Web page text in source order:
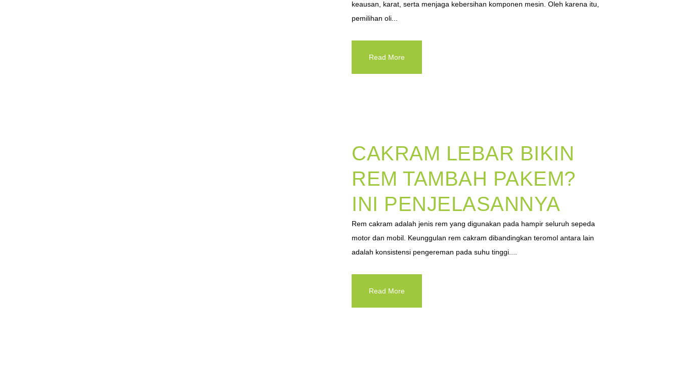
keausan, karat, serta menjaga kebersihan komponen mesin. Oleh karena itu,
pemilihan oli...
Read More
CAKRAM LEBAR BIKIN
REM TAMBAH PAKEM?
INI PENJELASANNYA
Rem cakram adalah jenis rem yang digunakan pada hampir seluruh sepeda
motor dan mobil. Keunggulan rem cakram dibandingkan teromol antara lain
adalah konsistensi pengereman pada suhu tinggi....
Read More